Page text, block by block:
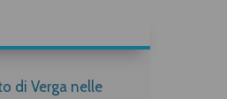
di Verga nelle